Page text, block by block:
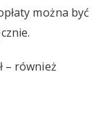
można być
– również